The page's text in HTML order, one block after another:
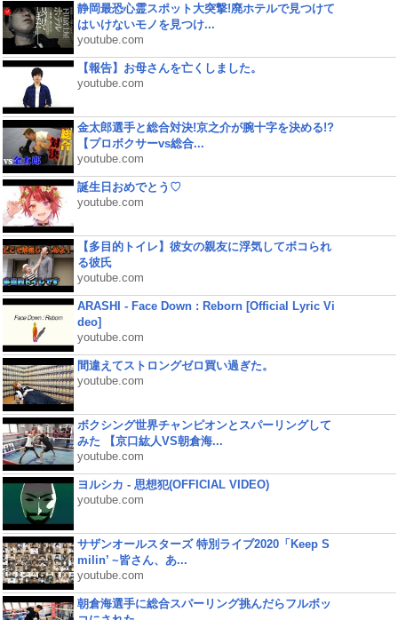
静岡最恐心霊スポット大突撃!廃ホテルで見つけて
はいけないモノを見つけ...
youtube.com
【報告】お母さんを亡くしました。
youtube.com
金太郎選手と総合対決!京之介が腕十字を決める!?
【プロボクサーvs総合...
youtube.com
誕生日おめでとう♡
youtube.com
【多目的トイレ】彼女の親友に浮気してボコられ
る彼氏
youtube.com
ARASHI - Face Down : Reborn [Official Lyric Vi
deo]
youtube.com
間違えてストロングゼロ買い過ぎた。
youtube.com
ボクシング世界チャンピオンとスパーリングして
みた 【京口紘人VS朝倉海...
youtube.com
ヨルシカ - 思想犯(OFFICIAL VIDEO)
youtube.com
サザンオールスターズ 特別ライブ2020「Keep S
milin’ ~皆さん、あ...
youtube.com
朝倉海選手に総合スパーリング挑んだらフルボッ